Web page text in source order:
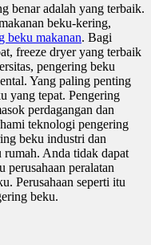
benar adalah yang terbaik.
beku-kering,
beku makanan. Bagi
freeze dryer yang terbaik
pengering beku
Yang paling penting
yang tepat. Pengering
perdagangan dan
teknologi pengering
beku industri dan
rumah. Anda tidak dapat
perusahaan peralatan
Perusahaan seperti itu
beku.